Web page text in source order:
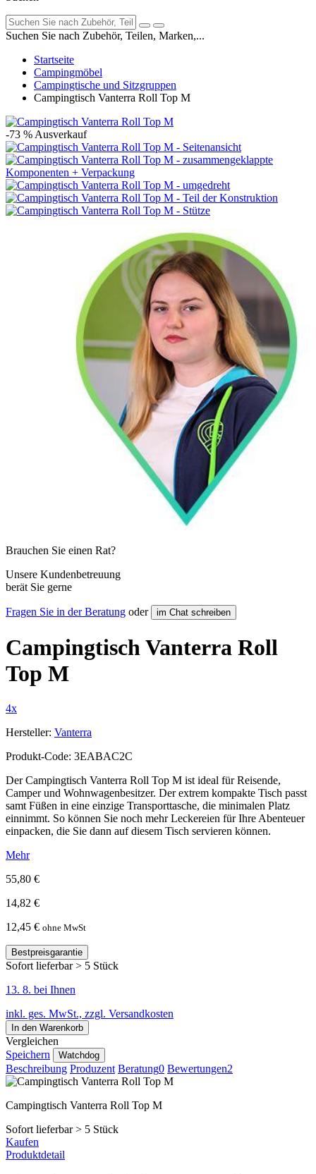
Suchen Sie nach Zubehör, Teilen, Marken,...
Startseite
Campingmöbel
Campingtische und Sitzgruppen
Campingtisch Vanterra Roll Top M
-73 % Ausverkauf
Brauchen Sie einen Rat?
Unsere Kundenbetreuung
berät Sie gerne
Fragen Sie in der Beratung oder im Chat schreiben
Campingtisch Vanterra Roll
Top M
4x
Hersteller: Vanterra
Produkt-Code: 3EABAC2C
Der Campingtisch Vanterra Roll Top M ist ideal für Reisende,
Camper und Wohnwagenbesitzer. Der extrem kompakte Tisch passt
samt Füßen in eine einzige Transporttasche, die minimalen Platz
einnimmt. So können Sie noch mehr Leckereien für Ihre Abenteuer
einpacken, die Sie dann auf diesem Tisch servieren können.
Mehr
55,80 €
14,82 €
12,45 € ohne MwSt
Bestpreisgarantie
Sofort lieferbar > 5 Stück
13. 8. bei Ihnen
inkl. ges. MwSt., zzgl. Versandkosten
In den Warenkorb
Vergleichen
Speichern
Watchdog
Beschreibung Produzent Beratung0 Bewertungen2
Campingtisch Vanterra Roll Top M
Sofort lieferbar > 5 Stück
Kaufen
Produktdetail